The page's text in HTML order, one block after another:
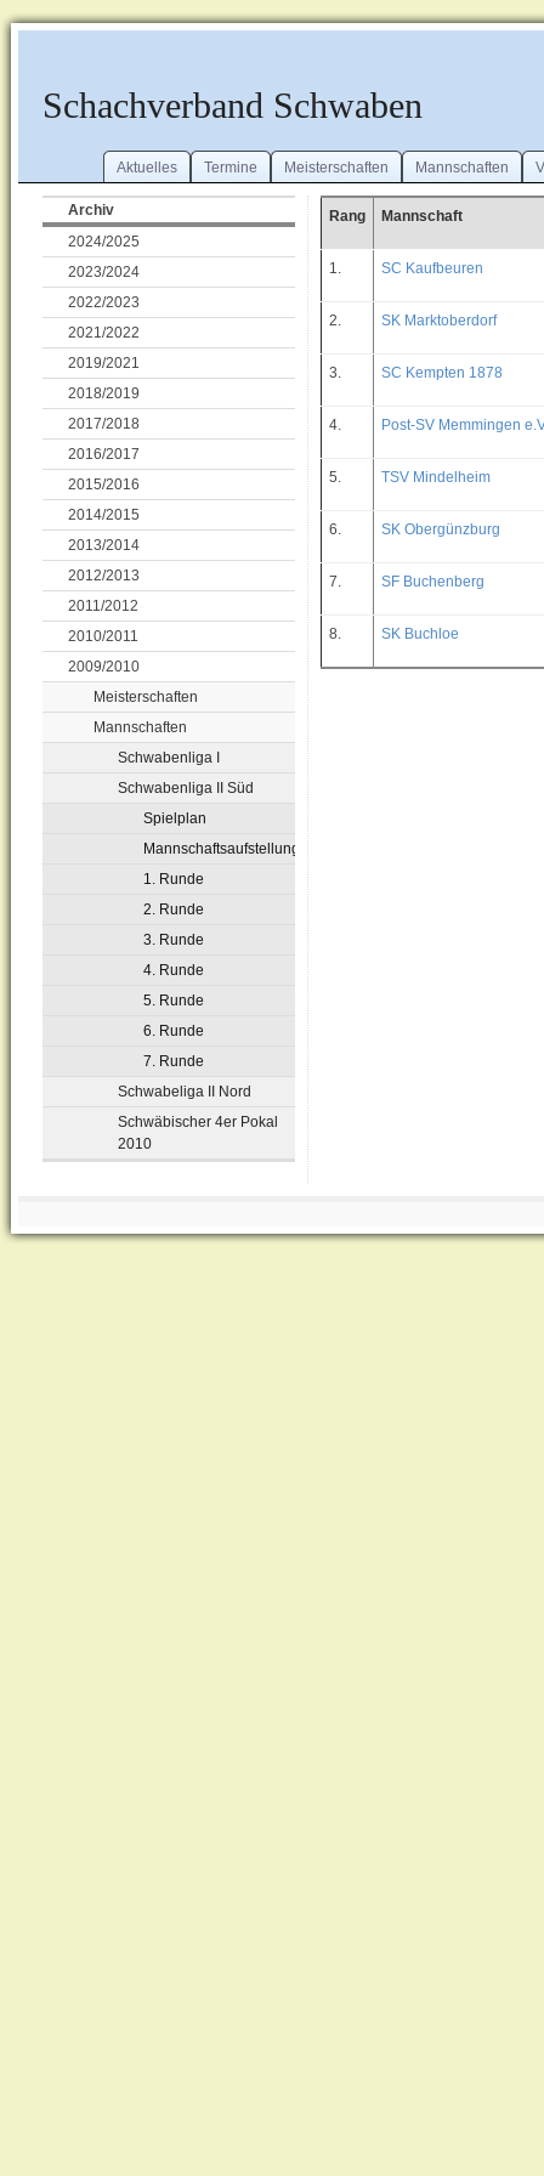
Schachverband Schwaben
Aktuelles Termine Meisterschaften Mannschaften
Archiv
2024/2025
2023/2024
2022/2023
2021/2022
2019/2021
2018/2019
2017/2018
2016/2017
2015/2016
2014/2015
2013/2014
2012/2013
2011/2012
2010/2011
2009/2010
Meisterschaften
Mannschaften
Schwabenliga I
Schwabenliga II Süd
Spielplan
Mannschaftsaufstellungen
1. Runde
2. Runde
3. Runde
4. Runde
5. Runde
6. Runde
7. Runde
Schwabeliga II Nord
Schwäbischer 4er Pokal
2010
Rang Mannschaft
1. SC Kaufbeuren
2. SK Marktoberdorf
3. SC Kempten 1878
4. Post-SV Memmingen
5. TSV Mindelheim
6. SK Obergünzburg
7. SF Buchenberg
8. SK Buchloe